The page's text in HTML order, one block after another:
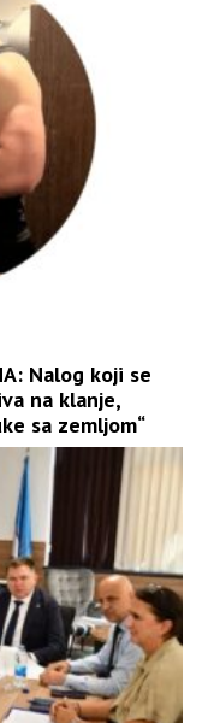
Nalog koji se
na klanje,
sa zemljom“